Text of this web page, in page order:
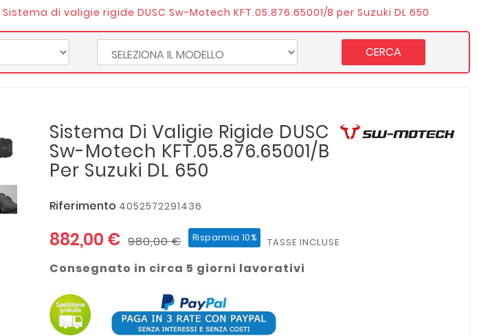
Sistema di valigie rigide DUSC Sw-Motech KFT.05.876.65001/B per Suzuki DL 650
CERCA
Sistema Di Valigie Rigide DUSC
Sw-Motech KFT.05.876.65001/B
Per Suzuki DL 650
Riferimento 4052572291436
882,00 € 980,00 € Risparmia 10% TASSE INCLUSE
Consegnato in circa 5 giorni lavorativi